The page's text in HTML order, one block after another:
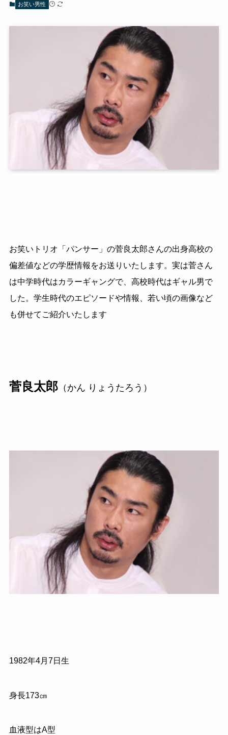
お笑い男性
お笑いトリオ「パンサー」の菅良太郎さんの出身高校の
偏差値などの学歴情報をお送りいたします。実は菅さん
は中学時代はカラーギャングで、高校時代はギャル男で
した。学生時代のエピソードや情報、若い頃の画像など
も併せてご紹介いたします
菅良太郎（かん りょうたろう）
1982年4月 7日生
身長173㎝
血液型はA型